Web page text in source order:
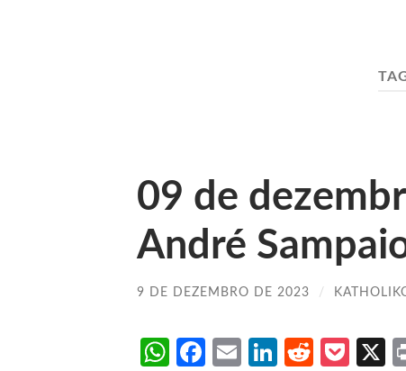
09 de
André
9 DE DEZEMBRO DE 2023 /
WhatsApp
Facebook
EmailLinkedIn
Reddit X